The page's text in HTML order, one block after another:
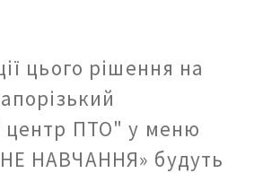
цього рішення на
центр ПТО" у меню
НАВЧАННЯ» будуть